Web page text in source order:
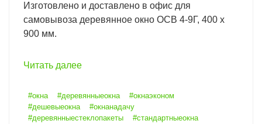
Изготовлено и доставлено в офис для
самовывоза деревянное окно ОСВ 4-9Г, 400 х
900 мм.
Читать далее
#окна #деревянныеокна
#окнаэконом
#дешевыеокна
#окнанадачу
#деревянныестеклопакеты
#стандартныеокна